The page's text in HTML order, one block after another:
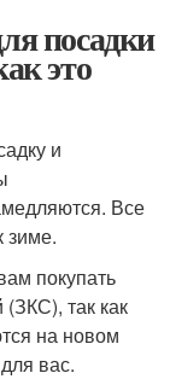
посадки
это
и
Все
зиме.
покупать
так как
на новом
вас.